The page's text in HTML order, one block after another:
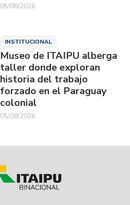
05/08/2026
INSTITUCIONAL
Museo de ITAIPU alberga
taller donde exploran
historia del trabajo
forzado en el Paraguay
colonial
05/08/2026